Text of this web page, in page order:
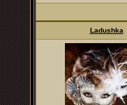
Ladushkа